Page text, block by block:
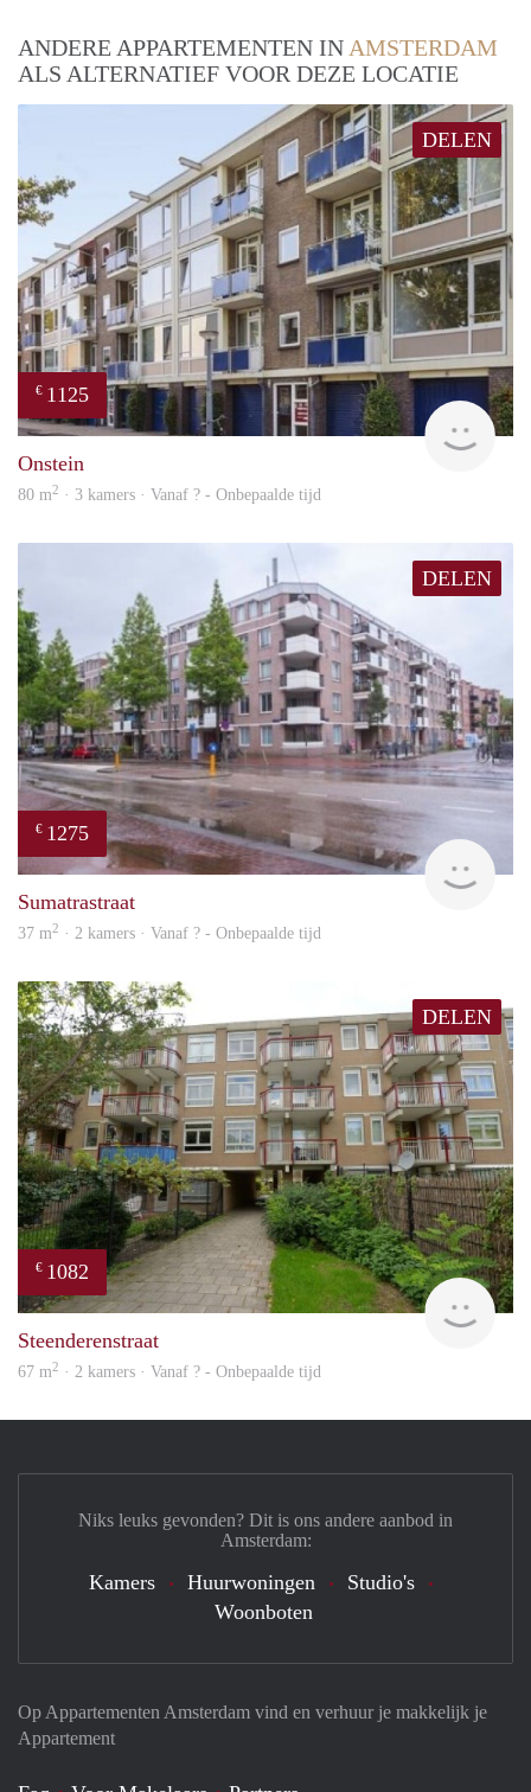
ANDERE APPARTEMENTEN IN AMSTERDAM
ALS ALTERNATIEF VOOR DEZE LOCATIE
DELEN
€ 1125
Onstein
80 m2 · 3 kamers · Vanaf ? - Onbepaalde tijd
DELEN
€ 1275
Sumatrastraat
37 m2 · 2 kamers · Vanaf ? - Onbepaalde tijd
DELEN
€ 1082
Steenderenstraat
67 m2 · 2 kamers · Vanaf ? - Onbepaalde tijd
Op Appartementen Amsterdam vind en verhuur je makkelijk je
Appartement
Niks leuks gevonden? Dit is ons andere aanbod in
Amsterdam:
Kamers Huurwoningen
Studio's
Woonboten